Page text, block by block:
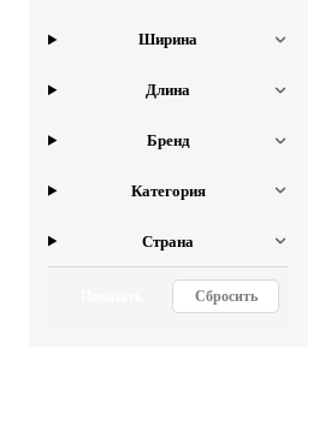
Ширина
Длина
Бренд
Категория
Страна
Сбросить